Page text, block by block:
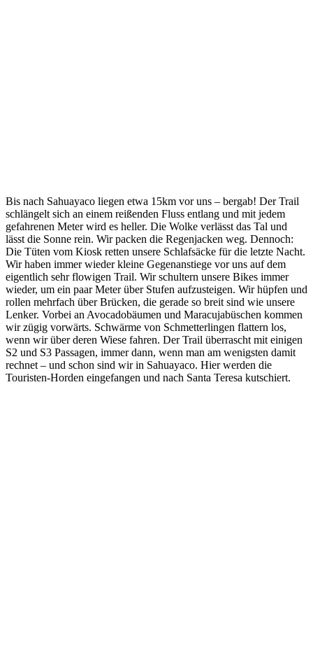
Bis nach Sahuayaco liegen etwa 15km vor uns – bergab! Der Trail
schlängelt sich an einem reißenden Fluss entlang und mit jedem
gefahrenen Meter wird es heller. Die Wolke verlässt das Tal und
lässt die Sonne rein. Wir packen die Regenjacken weg. Dennoch:
Die Tüten vom Kiosk retten unsere Schlafsäcke für die letzte Nacht.
Wir haben immer wieder kleine Gegenanstiege vor uns auf dem
eigentlich sehr flowigen Trail. Wir schultern unsere Bikes immer
wieder, um ein paar Meter über Stufen aufzusteigen. Wir hüpfen und
rollen mehrfach über Brücken, die gerade so breit sind wie unsere
Lenker. Vorbei an Avocadobäumen und Maracujabüschen kommen
wir zügig vorwärts. Schwärme von Schmetterlingen flattern los,
wenn wir über deren Wiese fahren. Der Trail überrascht mit einigen
S2 und S3 Passagen, immer dann, wenn man am wenigsten damit
rechnet – und schon sind wir in Sahuayaco. Hier werden die
Touristen-Horden eingefangen und nach Santa Teresa kutschiert.